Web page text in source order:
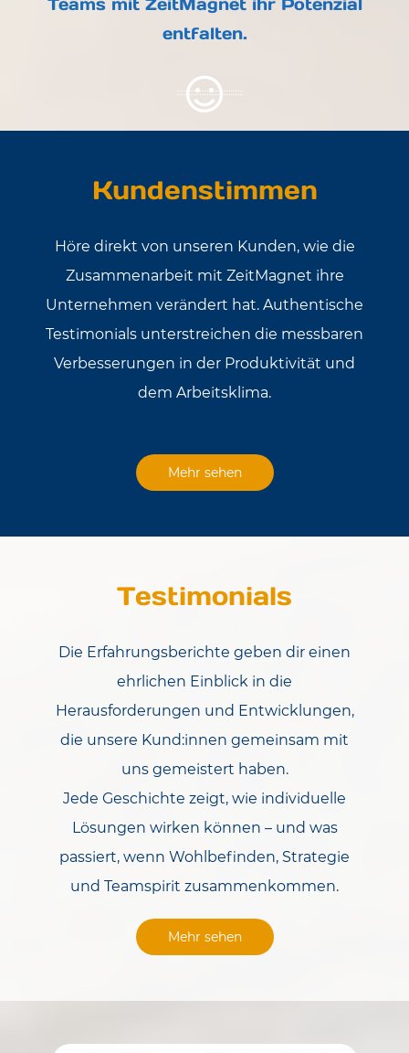
entfalten.
Kundenstimmen
Höre direkt von unseren Kunden, wie die
Zusammenarbeit mit ZeitMagnet ihre
Unternehmen verändert hat. Authentische
Testimonials unterstreichen die messbaren
Verbesserungen in der Produktivität und
dem Arbeitsklima.
Mehr sehen
Testimonials
Die Erfahrungsberichte geben dir einen
ehrlichen Einblick in die
Herausforderungen und Entwicklungen,
die unsere Kund:innen gemeinsam mit
uns gemeistert haben.
Jede Geschichte zeigt, wie individuelle
Lösungen wirken können – und was
passiert, wenn Wohlbefinden, Strategie
und Teamspirit zusammenkommen.
Mehr sehen